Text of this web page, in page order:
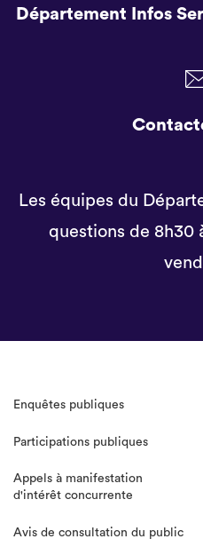
Département Infos
Les équipes du
questions de 8h30
Enquêtes publiques
Participations publiques
Appels à manifestation
d'intérêt concurrente
Avis de consultation du public